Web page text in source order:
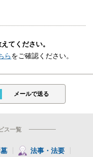
てください。
らをご確認ください。
メールで送る
ス一覧
法事・法要